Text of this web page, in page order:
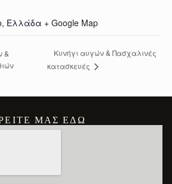
, Ελλάδα + Google Map
&
Κυνήγι αυγών & Πασχαλινές
κατασκευές
ΜΑΣ ΕΔΏ